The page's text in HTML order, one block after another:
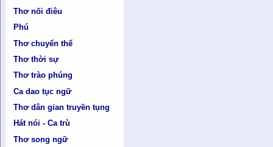
Thơ nối điêu
Phú
Thơ chuyển thể
Thơ thời sự
Thơ trào phúng
Ca dao tục ngữ
Thơ dân gian truyền tụng
Hát nói - Ca trù
Thơ song ngữ